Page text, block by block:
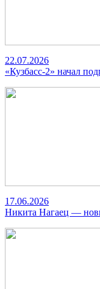
22.07.2026
«Кузбасс-2» начал
17.06.2026
Никита Нагаец —